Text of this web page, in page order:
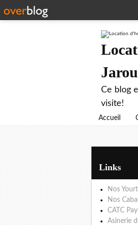
Ce blog
visite!
Accueil
Links
Nos
Nos
CATC
Asinerie